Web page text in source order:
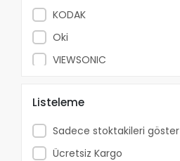
KODAK
Oki
VIEWSONIC
Listeleme
Sadece stoktakileri göster
Ücretsiz Kargo